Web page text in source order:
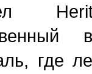
где